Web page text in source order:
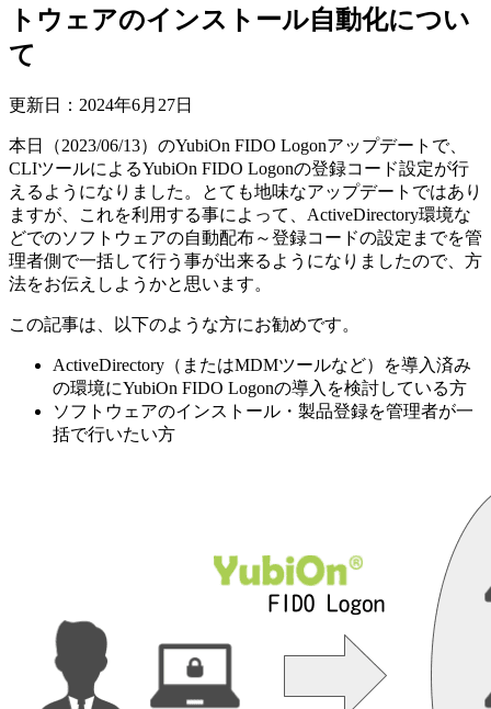
トウェアのインストール自動化につい
て
更新日：2024年6月27日
本日（2023/06/13）のYubiOn FIDO Logonアップデートで、
CLIツールによるYubiOn FIDO Logonの登録コード設定が行
えるようになりました。とても地味なアップデートではあり
ますが、これを利用する事によって、ActiveDirectory環境な
どでのソフトウェアの自動配布～登録コードの設定までを管
理者側で一括して行う事が出来るようになりましたので、方
法をお伝えしようかと思います。
この記事は、以下のような方にお勧めです。
ActiveDirectory（またはMDMツールなど）を導入済み
の環境にYubiOn FIDO Logonの導入を検討している方
ソフトウェアのインストール・製品登録を管理者が一
括で行いたい方